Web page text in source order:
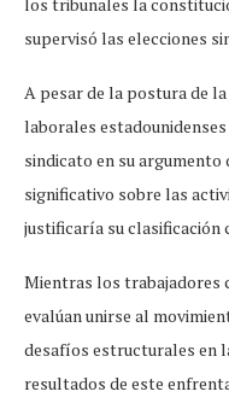
supervisó las elecciones
A pesar de la postura de
laborales
sindicato en su argumento
significativo sobre las
justificaría su clasificación
Mientras los trabajadores
evalúan unirse al
desafíos estructurales en
resultados de este